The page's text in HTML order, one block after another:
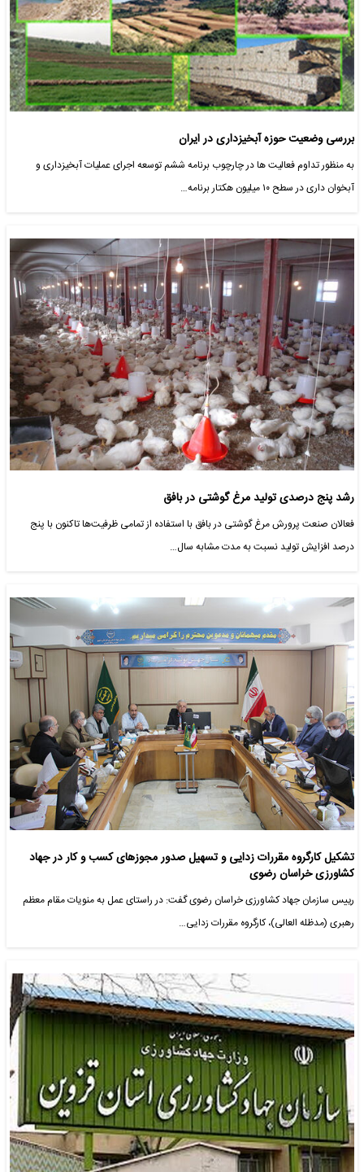
بررسی وضعیت حوزه آبخیزداری در ایران
به منظور تداوم فعالیت ها در چارچوب برنامه ششم توسعه اجرای عملیات آبخیزداری و
آبخوان داری در سطح ۱۰ میلیون هکتار برنامه…
رشد پنج‌ درصدی تولید مرغ گوشتی در بافق
فعالان صنعت پرورش مرغ گوشتی در بافق با استفاده از تمامی ظرفیت‌ها تاکنون با پنج
درصد افزایش تولید نسبت به مدت مشابه سال…
تشکیل کارگروه مقررات زدایی و تسهیل صدور مجوزهای کسب و کار در جهاد
کشاورزی خراسان رضوی
رییس سازمان جهاد کشاورزی خراسان رضوی گفت: در راستای عمل به منویات مقام معظم
رهبری (مدظله العالی)، کارگروه مقررات زدایی…